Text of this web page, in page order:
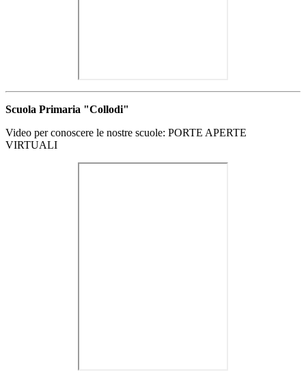
Scuola Primaria "Collodi"
Video per conoscere le nostre scuole: PORTE APERTE
VIRTUALI